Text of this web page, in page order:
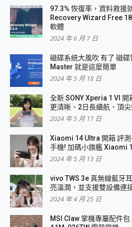
97.3% 恢復率，資料救援
Recovery Wizard Free
軟體
2024 年 6 月 7 日
磁碟系統大風吹 有了 磁
Master 就是這麼簡單
2024 年 5 月 18 日
全新 SONY Xperia 1 VI
更清晰、2日長續航、頂
2024 年 5 月 17 日
Xiaomi 14 Ultra 開箱 評
手機! 加碼小旗艦 Xiaomi
2024 年 5 月 13 日
vivo TWS 3e 真無線藍牙
亮溫潤，並支援雙設備連
2024 年 4 月 25 日
MSI Claw 掌機專屬配件